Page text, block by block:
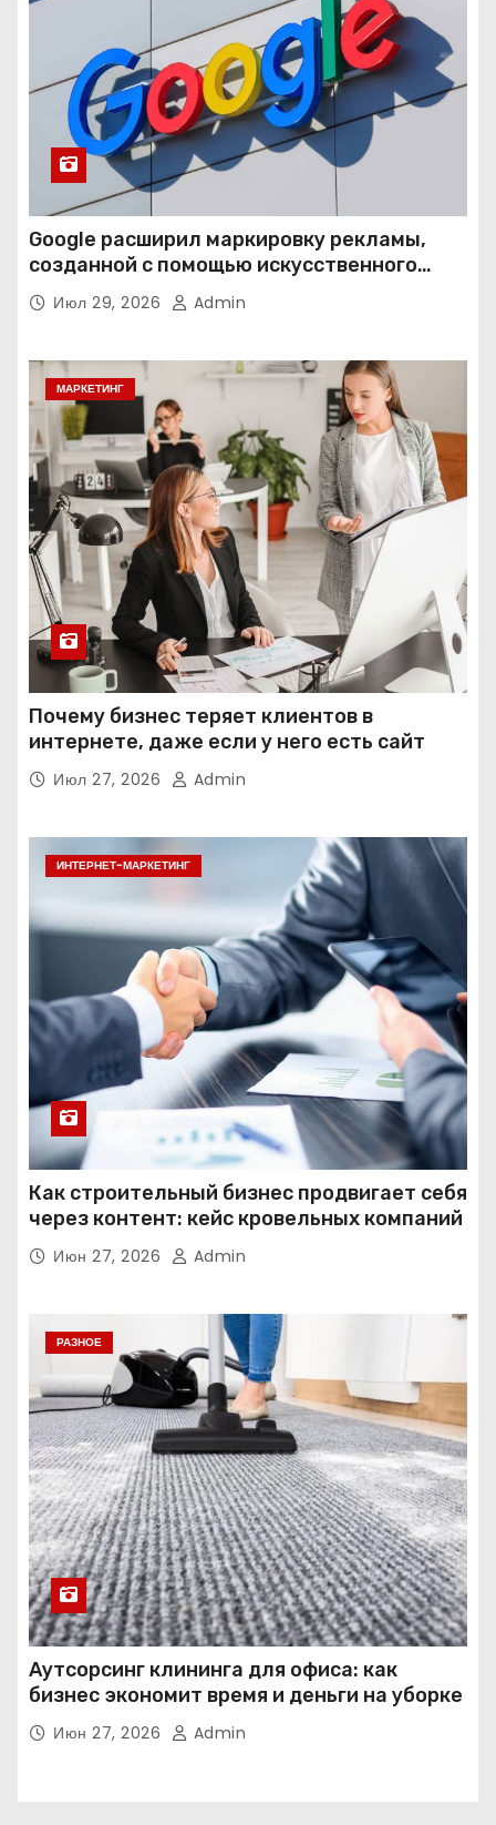
Google расширил маркировку рекламы,
созданной с помощью искусственного
интеллекта
Июл 29, 2026 Admin
МАРКЕТИНГ
Почему бизнес теряет клиентов в
интернете, даже если у него есть сайт
Июл 27, 2026 Admin
ИНТЕРНЕТ-МАРКЕТИНГ
Как строительный бизнес продвигает себя
через контент: кейс кровельных компаний
Июн 27, 2026 Admin
РАЗНОЕ
Аутсорсинг клининга для офиса: как
бизнес экономит время и деньги на уборке
Июн 27, 2026 Admin